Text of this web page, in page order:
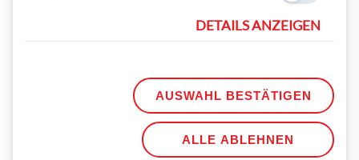
Kleben Sie die Kärtchen auf die Packung und befüllen Sie diese
Sie verschiedene Kräutertöpfe auch hervorragend als Geschenk
DETAILS ANZEIGEN
AUSWAHL BESTÄTIGEN
ALLE ABLEHNEN